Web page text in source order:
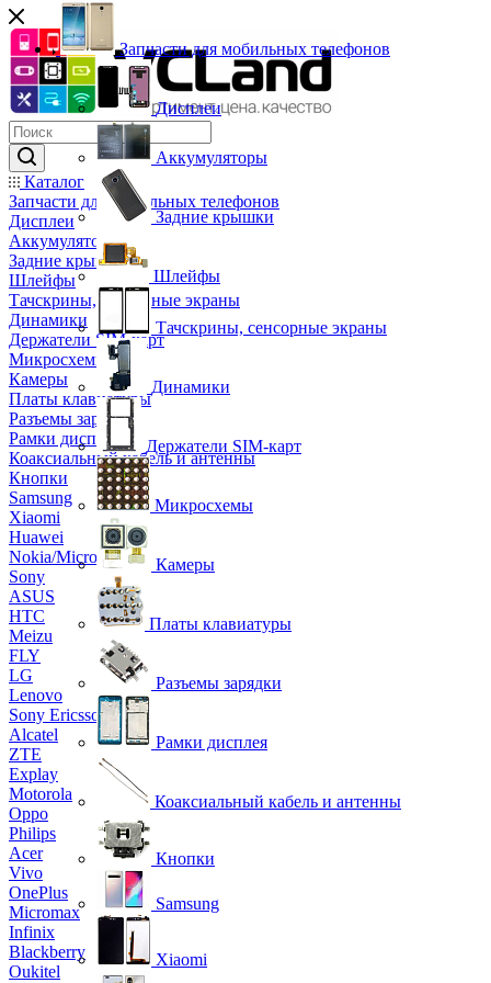
Каталог
Запчасти для мобильных телефонов
Дисплеи
Аккумуляторы
Задние крышки
Шлейфы
Тачскрины, сенсорные экраны
Динамики
Держатели SIM-карт
Микросхемы
Камеры
Платы клавиатуры
Разъемы зарядки
Рамки дисплея
Коаксиальный кабель и антенны
Кнопки
Samsung
Xiaomi
Huawei
Nokia/Microsoft
Sony
ASUS
HTC
Meizu
FLY
LG
Lenovo
Sony Ericsson
Alcatel
ZTE
Explay
Motorola
Oppo
Philips
Acer
Vivo
OnePlus
Micromax
Infinix
Blackberry
Oukitel
Запчасти для мобильных телефонов
Дисплеи
Аккумуляторы
Задние крышки
Шлейфы
Тачскрины, сенсорные экраны
Динамики
Держатели SIM-карт
Микросхемы
Камеры
Платы клавиатуры
Разъемы зарядки
Рамки дисплея
Коаксиальный кабель и антенны
Кнопки
Samsung
Xiaomi